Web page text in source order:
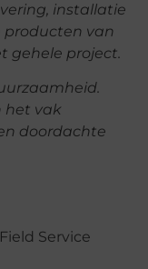
installatie
producten van
gehele project.
het vak
doordachte
Service